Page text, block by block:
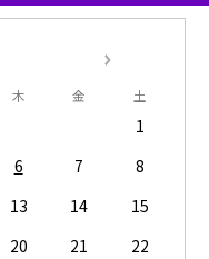
木 金 土
1
6 7
8
13 14
15
20 21
22